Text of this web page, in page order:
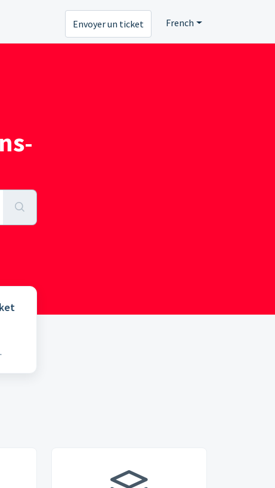
Envoyer un ticket French